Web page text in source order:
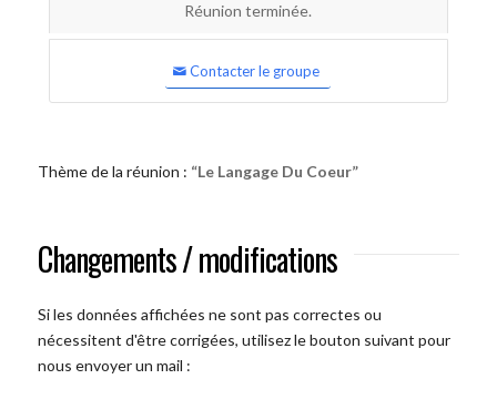
Réunion terminée.
Contacter le groupe
Thème de la réunion : “Le Langage Du Coeur”
Changements / modifications
Si les données affichées ne sont pas correctes ou
nécessitent d'être corrigées, utilisez le bouton suivant pour
nous envoyer un mail :